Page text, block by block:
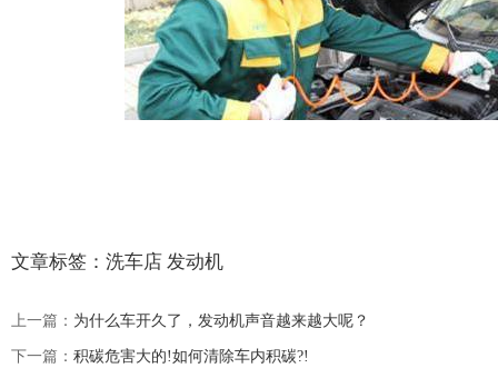
文章标签： 洗车店 发动机
上一篇： 为什么车开久了，发动机声音越来越大呢？
下一篇： 积碳危害大的!如何清除车内积碳?!